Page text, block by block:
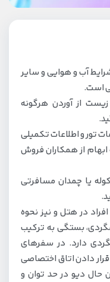
آب و هوایی و سایر
است.
از آوردن هرگونه
تور و اطلاعات تکمیلی
ابهام از همکاران فروش
یا چمدان مسافرتی
در هتل و نیز نحوه
بستگی به ترکیب
دارد. در سفرهای
دادن اتاق اختصاصی
حال دیو در حد توان و